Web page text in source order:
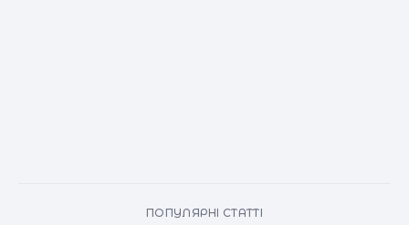
ПОПУЛЯРНІ СТАТТІ